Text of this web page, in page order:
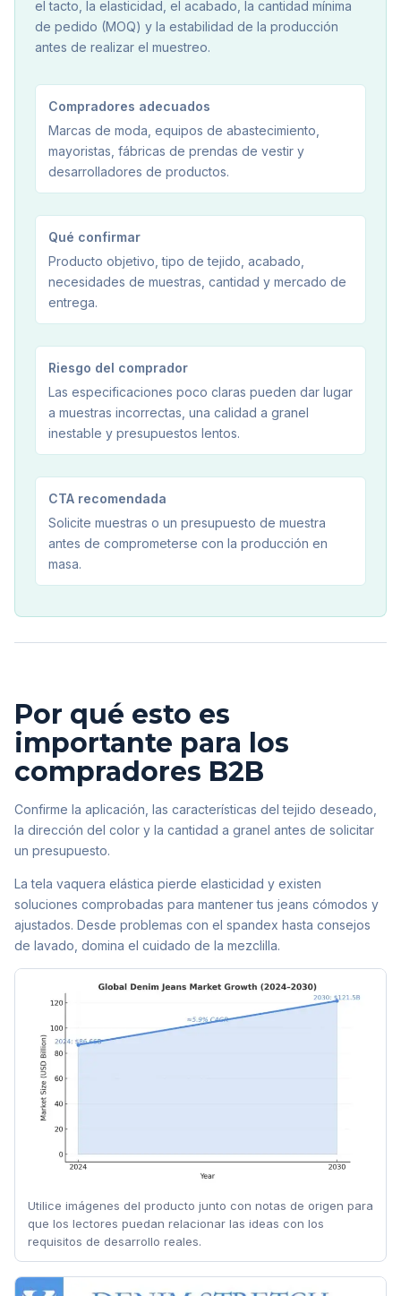
el tacto, la elasticidad, el acabado, la cantidad mínima
de pedido (MOQ) y la estabilidad de la producción
antes de realizar el muestreo.
Compradores adecuados
Marcas de moda, equipos de abastecimiento,
mayoristas, fábricas de prendas de vestir y
desarrolladores de productos.
Qué confirmar
Producto objetivo, tipo de tejido, acabado,
necesidades de muestras, cantidad y mercado de
entrega.
Riesgo del comprador
Las especificaciones poco claras pueden dar lugar
a muestras incorrectas, una calidad a granel
inestable y presupuestos lentos.
CTA recomendada
Solicite muestras o un presupuesto de muestra
antes de comprometerse con la producción en
masa.
Por qué esto es
importante para los
compradores B2B
Confirme la aplicación, las características del tejido deseado,
la dirección del color y la cantidad a granel antes de solicitar
un presupuesto.
La tela vaquera elástica pierde elasticidad y existen
soluciones comprobadas para mantener tus jeans cómodos y
ajustados. Desde problemas con el spandex hasta consejos
de lavado, domina el cuidado de la mezclilla.
Utilice imágenes del producto junto con notas de origen para
que los lectores puedan relacionar las ideas con los
requisitos de desarrollo reales.